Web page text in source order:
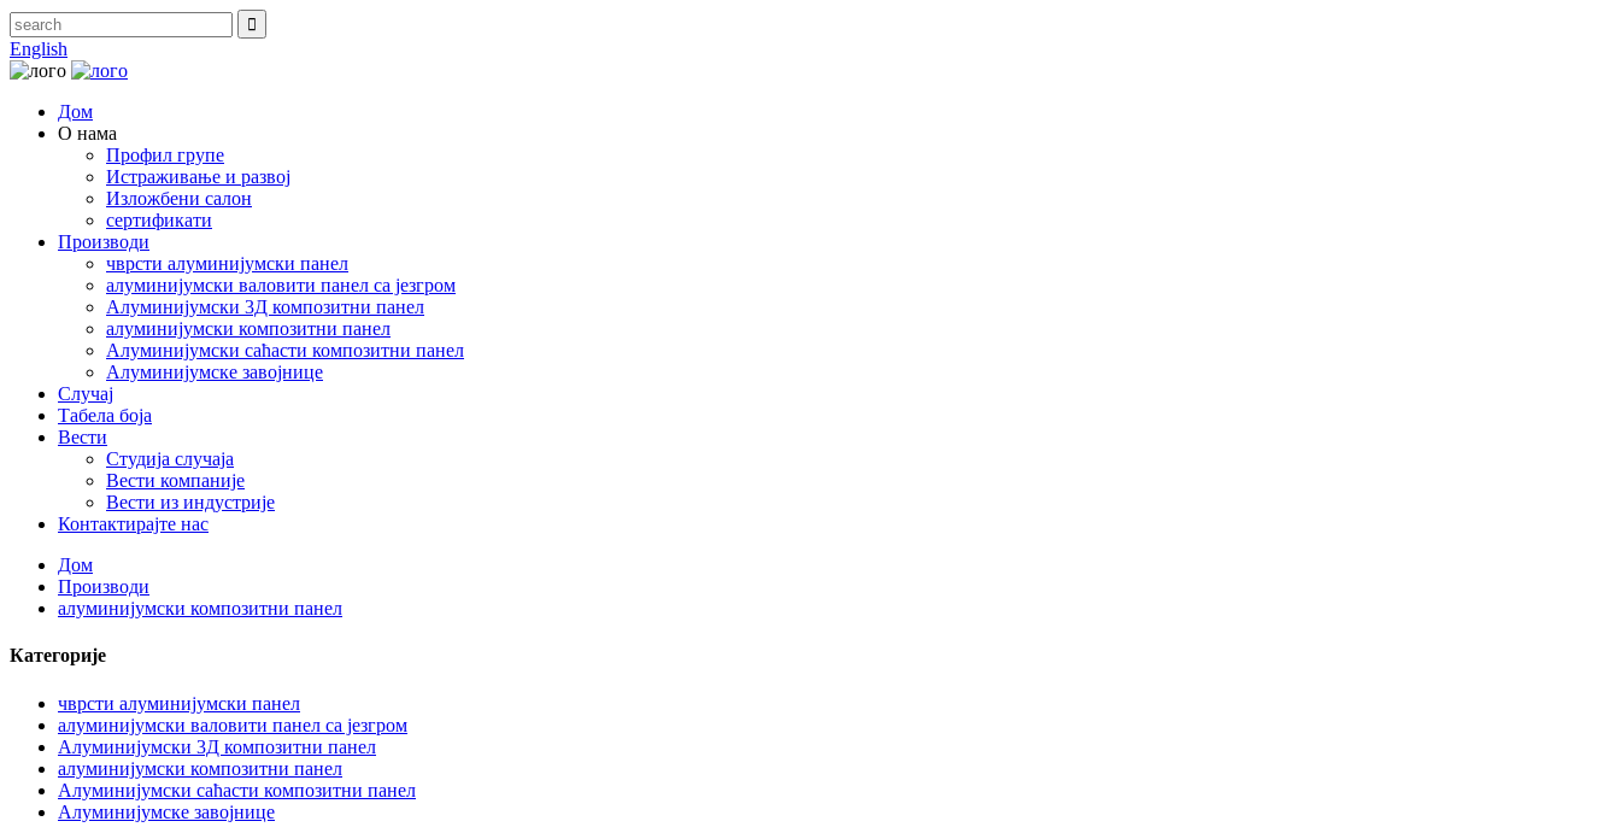
English
Дом
О нама
Профил групе
Истраживање и развој
Изложбени салон
сертификати
Производи
чврсти алуминијумски панел
алуминијумски валовити панел са језгром
Алуминијумски 3Д композитни панел
алуминијумски композитни панел
Алуминијумски саћасти композитни панел
Алуминијумске завојнице
Случај
Табела боја
Вести
Студија случаја
Вести компаније
Вести из индустрије
Контактирајте нас
Дом
Производи
алуминијумски композитни панел
Категорије
чврсти алуминијумски панел
алуминијумски валовити панел са језгром
Алуминијумски 3Д композитни панел
алуминијумски композитни панел
Алуминијумски саћасти композитни панел
Алуминијумске завојнице